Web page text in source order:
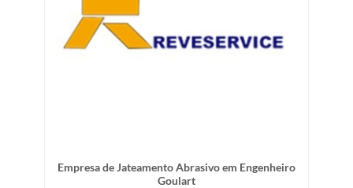
Empresa de Jateamento Abrasivo em Engenheiro
Goulart